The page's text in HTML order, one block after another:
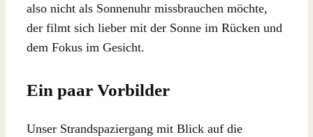
also nicht als Sonnenuhr missbrauchen möchte,
der filmt sich lieber mit der Sonne im Rücken und
dem Fokus im Gesicht.
Ein paar Vorbilder
Unser Strandspaziergang mit Blick auf die